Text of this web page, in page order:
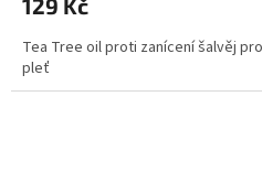
Tea Tree oil proti zanícení šalvěj
pleť